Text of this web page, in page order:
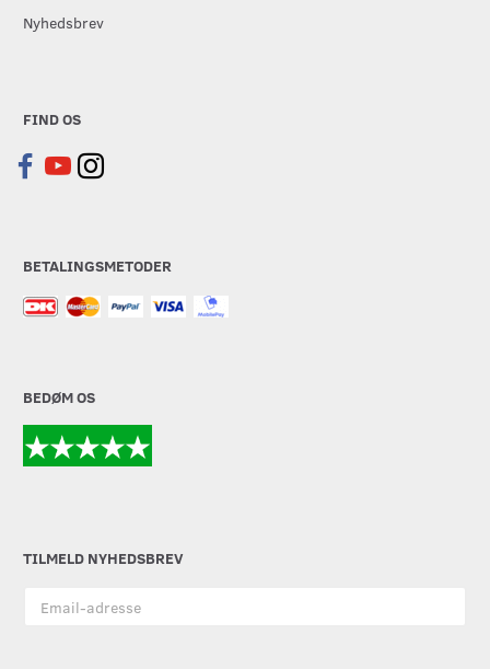
Nyhedsbrev
FIND OS
BETALINGSMETODER
BEDØM OS
TILMELD NYHEDSBREV
adresse